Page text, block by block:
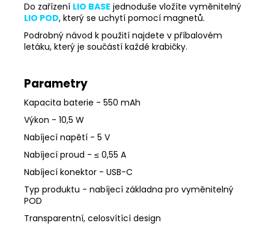
Do zařízení LIO BASE jednoduše vložíte vyměnitelný
LIO POD, který se uchytí pomocí magnetů.
Podrobný návod k použití najdete v příbalovém
letáku, který je součástí každé krabičky.
Parametry
Kapacita baterie - 550 mAh
Výkon - 10,5 W
Nabíjecí napětí - 5 V
Nabíjecí proud - ≤ 0,55 A
Nabíjecí konektor - USB-C
Typ produktu - nabíjecí základna pro vyměnitelný
POD
Transparentní, celosvítící design